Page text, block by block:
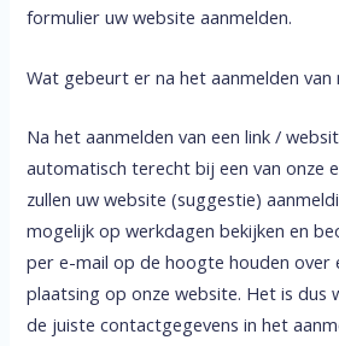
formulier uw website aanmelden.
Wat gebeurt er na het aanmelden van
Na het aanmelden van een link /
automatisch terecht bij een van onze
zullen uw website (suggestie)
mogelijk op werkdagen bekijken en
per e-mail op de hoogte houden over
plaatsing op onze website. Het is dus
de juiste contactgegevens in het